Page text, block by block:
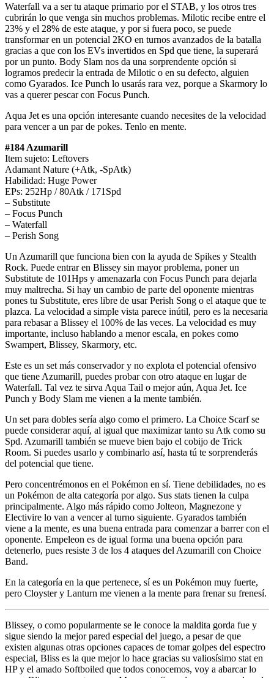
Waterfall va a ser tu ataque primario por el STAB, y los otros tres
cubrirán lo que venga sin muchos problemas. Milotic recibe entre el
23% y el 28% de este ataque, y por si fuera poco, se puede
transformar en un potencial 2KO en turnos avanzados de la batalla
gracias a que con los EVs invertidos en Spd que tiene, la superará
por un punto. Body Slam nos da una sorprendente opción si
logramos predecir la entrada de Milotic o en su defecto, alguien
como Gyarados. Ice Punch lo usarás rara vez, porque a Skarmory lo
vas a querer pescar con Focus Punch.
Aqua Jet es una opción interesante cuando necesites de la velocidad
para vencer a un par de pokes. Tenlo en mente.
#184 Azumarill
Item sujeto: Leftovers
Adamant Nature (+Atk, -SpAtk)
Habilidad: Huge Power
EPs: 252Hp / 80Atk / 171Spd
– Substitute
– Focus Punch
– Waterfall
– Perish Song
Un Azumarill que funciona bien con la ayuda de Spikes y Stealth
Rock. Puede entrar en Blissey sin mayor problema, poner un
Substitute de 101Hps y amenazarla con Focus Punch para dejarla
muy maltrecha. Si hay un cambio de parte del oponente mientras
pones tu Substitute, eres libre de usar Perish Song o el ataque que te
plazca. La velocidad a simple vista parece inútil, pero es la necesaria
para rebasar a Blissey el 100% de las veces. La velocidad es muy
importante, incluso hablando a menor escala, en pokes como
Swampert, Blissey, Skarmory, etc.
Este es un set más conservador y no explota el potencial ofensivo
que tiene Azumarill, puedes probar con otro ataque en lugar de
Waterfall. Tal vez te sirva Aqua Tail o mejor aún, Aqua Jet. Ice
Punch y Body Slam me vienen a la mente también.
Un set para dobles sería algo como el primero. La Choice Scarf se
puede considerar aquí, al igual que maximizar tanto su Atk como su
Spd. Azumarill también se mueve bien bajo el cobijo de Trick
Room. Si puedes usarlo y combinarlo así, hasta tú te sorprenderás
del potencial que tiene.
Pero concentrémonos en el Pokémon en sí. Tiene debilidades, no es
un Pokémon de alta categoría por algo. Sus stats tienen la culpa
principalmente. Algo más rápido como Jolteon, Magnezone y
Electivire lo van a vencer al turno siguiente. Gyarados también
viene a la mente, es una buena entrada para comenzar a barrer con el
oponente. Empeleon es de igual forma una buena opción para
detenerlo, pues resiste 3 de los 4 ataques del Azumarill con Choice
Band.
En la categoría en la que pertenece, sí es un Pokémon muy fuerte,
pero Cloyster y Lanturn me vienen a la mente para frenar su frenesí.
Blissey, o como popularmente se le conoce la maldita gorda fue y
sigue siendo la mejor pared especial del juego, a pesar de que
existen algunas otras opciones capaces de tomar golpes del espectro
especial, Bliss es la que mejor lo hace gracias su valiosísimo stat en
HP y el amado Softboiled que todos conocemos, voy a abarcar lo